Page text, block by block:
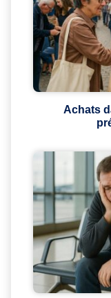
Achats